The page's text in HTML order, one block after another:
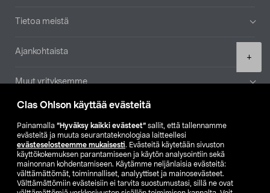
Clas Ohlson käyttää evästeitä
Painamalla ”Hyväksy kaikki evästeet” sallit, että tallennamme
evästeitä ja muuta seurantateknologiaa laitteellesi
evästeselosteemme mukaisesti. Evästeitä käytetään sivuston
käyttökokemuksen parantamiseen ja käytön analysointiin sekä
mainonnan kohdentamiseen. Käytämme neljänlaisia evästeitä:
välttämättömät, toiminnalliset, analyyttiset ja mainosevästeet.
Välttämättömiin evästeisiin ei tarvita suostumustasi, sillä ne ovat
+
Tietoa meistä
Ajankohtaista
Muut yrityksemme
Etsi myymälä
SE NO FI
FI SV